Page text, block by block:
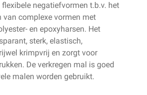
negatiefvormen t.b.v. het
complexe vormen met
en epoxyharsen. Het
sterk, elastisch,
krimpvrij en zorgt voor
De verkregen mal is goed
malen worden gebruikt.